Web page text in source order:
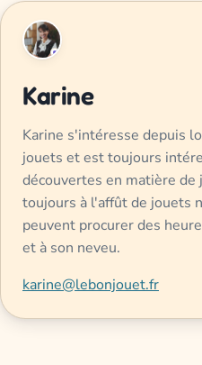
Karine
Karine s'intéresse depuis
jouets et est toujours
découvertes en matière
toujours à l'affût de jouets
peuvent procurer des
et à son neveu.
karine@lebonjouet.fr